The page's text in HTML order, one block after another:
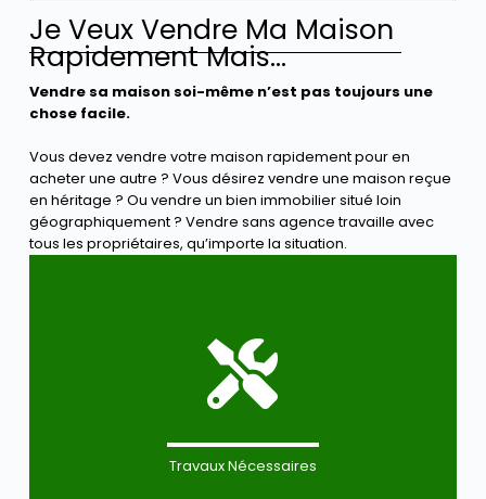
Je Veux Vendre Ma Maison
Rapidement Mais...
Vendre sa maison soi-même n’est pas toujours une
chose facile.
Vous devez vendre votre maison rapidement pour en
acheter une autre ? Vous désirez vendre une maison reçue
en héritage ? Ou vendre un bien immobilier situé loin
géographiquement ? Vendre sans agence travaille avec
tous les propriétaires, qu’importe la situation.
Travaux Nécessaires